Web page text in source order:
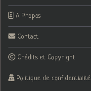
A Propos
Contact
Crédits et Copyright
Politique de confidentialité